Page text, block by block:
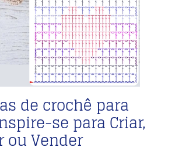
de crochê para
se para Criar,
ou Vender